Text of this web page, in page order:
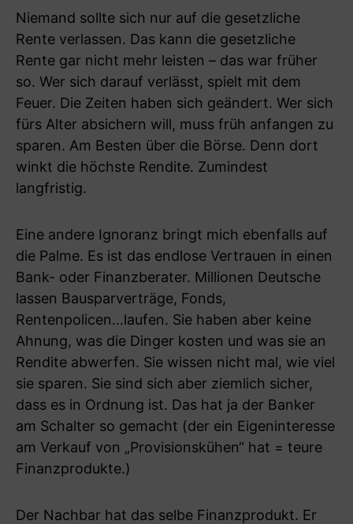
Niemand sollte sich nur auf die gesetzliche
Rente verlassen. Das kann die gesetzliche
Rente gar nicht mehr leisten – das war früher
so. Wer sich darauf verlässt, spielt mit dem
Feuer. Die Zeiten haben sich geändert. Wer sich
fürs Alter absichern will, muss früh anfangen zu
sparen. Am Besten über die Börse. Denn dort
winkt die höchste Rendite. Zumindest
langfristig.
Eine andere Ignoranz bringt mich ebenfalls auf
die Palme. Es ist das endlose Vertrauen in einen
Bank- oder Finanzberater. Millionen Deutsche
lassen Bausparverträge, Fonds,
Rentenpolicen…laufen. Sie haben aber keine
Ahnung, was die Dinger kosten und was sie an
Rendite abwerfen. Sie wissen nicht mal, wie viel
sie sparen. Sie sind sich aber ziemlich sicher,
dass es in Ordnung ist. Das hat ja der Banker
am Schalter so gemacht (der ein Eigeninteresse
am Verkauf von „Provisionskühen“ hat = teure
Finanzprodukte.)
Der Nachbar hat das selbe Finanzprodukt. Er